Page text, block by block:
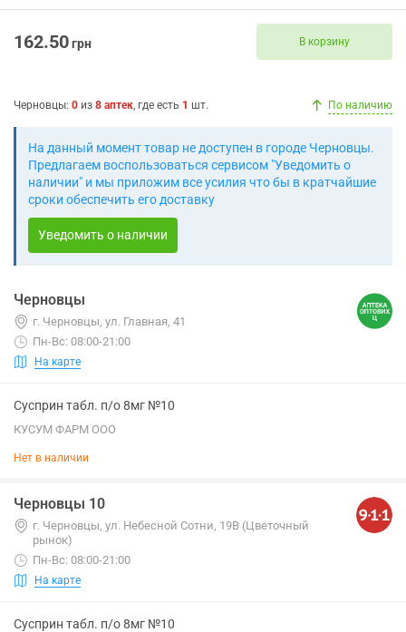
162.50грн В корзину
Черновцы: 0 из 8 аптек, где есть 1 шт. По наличию
На данный момент товар не доступен в городе Черновцы.
Предлагаем воспользоваться сервисом "Уведомить о
наличии" и мы приложим все усилия что бы в кратчайшие
сроки обеспечить его доставку
Уведомить о наличии
Черновцы
г. Черновцы, ул. Главная, 41
Пн-Вс: 08:00-21:00
На карте
Сусприн табл. п/о 8мг №10
КУСУМ ФАРМ ООО
Нет в наличии
Черновцы 10
г. Черновцы, ул. Небесной Сотни, 19В (Цветочный
рынок)
Пн-Вс: 08:00-21:00
На карте
Сусприн табл. п/о 8мг №10